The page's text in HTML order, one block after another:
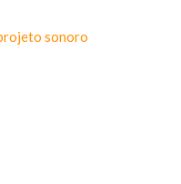
sonoro